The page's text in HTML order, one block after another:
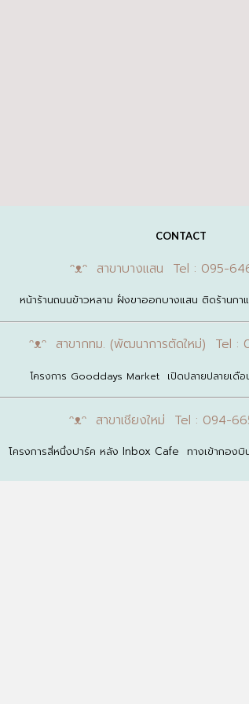
CONTACT
ᵔᴥᵔ สาขาบางแสน Tel : 095-
หน้าร้านถนนข้าวหลาม ฝั่งขาออกบางแสน ติดร้าน
ᵔᴥᵔ สาขากทม. (พัฒนาการตัดใหม่) Tel :
โครงการ Gooddays Market เปิดปลายปลายเดื
ᵔᴥᵔ สาขาเชียงใหม่ Tel : 094-
โครงการสี่หนึ่งปาร์ค หลัง Inbox Cafe ทางเข้ากอ